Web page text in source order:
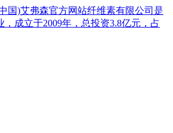
国)艾弗森官方网站纤维素有限公司是
成立于2009年，总投资3.8亿元，占